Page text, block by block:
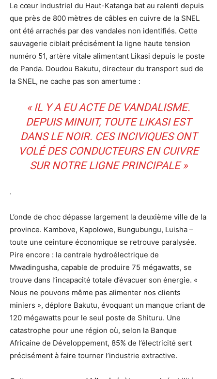
Le cœur industriel du Haut-Katanga bat au ralenti depuis
que près de 800 mètres de câbles en cuivre de la SNEL
ont été arrachés par des vandales non identifiés. Cette
sauvagerie ciblait précisément la ligne haute tension
numéro 51, artère vitale alimentant Likasi depuis le poste
de Panda. Doudou Bakutu, directeur du transport sud de
la SNEL, ne cache pas son amertume :
« IL Y A EU ACTE DE VANDALISME.
DEPUIS MINUIT, TOUTE LIKASI EST
DANS LE NOIR. CES INCIVIQUES ONT
VOLÉ DES CONDUCTEURS EN CUIVRE
SUR NOTRE LIGNE PRINCIPALE »
.
L’onde de choc dépasse largement la deuxième ville de la
province. Kambove, Kapolowe, Bungubungu, Luisha –
toute une ceinture économique se retrouve paralysée.
Pire encore : la centrale hydroélectrique de
Mwadingusha, capable de produire 75 mégawatts, se
trouve dans l’incapacité totale d’évacuer son énergie. «
Nous ne pouvons même pas alimenter nos clients
miniers », déplore Bakutu, évoquant un manque criant de
120 mégawatts pour le seul poste de Shituru. Une
catastrophe pour une région où, selon la Banque
Africaine de Développement, 85% de l’électricité sert
précisément à faire tourner l’industrie extractive.